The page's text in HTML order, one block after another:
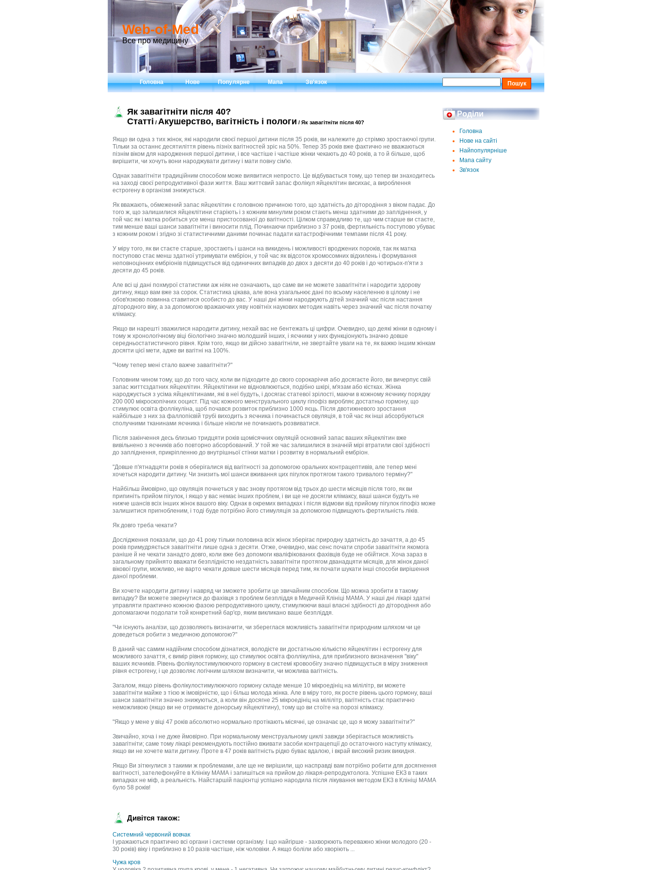
Web-of-Med
Все про медицину
Головна Нове Популярне Мапа Зв'язок
Роділи
Головна
Нове на сайті
Найпопулярніше
Мапа сайту
Зв'язок
Як завагітніти після 40?
Статті / Акушерство, вагітність і пологи / Як завагітніти після 40?
Якщо ви одна з тих жінок, які народили своєї першої дитини після 35 років, ви належите до стрімко зростаючої групи.
Тільки за останнє десятиліття рівень пізніх вагітностей зріс на 50%. Тепер 35 років вже фактично не вважаються
пізнім віком для народження першої дитини, і все частіше і частіше жінки чекають до 40 років, а то й більше, щоб
вирішити, чи хочуть вони народжувати дитину і мати повну сім'ю.
Однак завагітніти традиційним способом може виявитися непросто. Це відбувається тому, що тепер ви знаходитесь
на заході своєї репродуктивної фази життя. Ваш життєвий запас фолікул яйцеклітин висихає, а вироблення
естрогену в організмі знижується.
Як вважають, обмежений запас яйцеклітин є головною причиною того, що здатність до дітородіння з віком падає. До
того ж, що залишилися яйцеклітини старіють і з кожним минулим роком стають менш здатними до запліднення, у
той час як і матка робиться усе менш пристосованої до вагітності. Цілком справедливо те, що чим старше ви стаєте,
тим менше ваші шанси завагітніти і виносити плід. Починаючи приблизно з 37 років, фертильність поступово убуває
з кожним роком і згідно зі статистичними даними починає падати катастрофічними темпами після 41 року.
У міру того, як ви стаєте старше, зростають і шанси на викидень і можливості вроджених пороків, так як матка
поступово стає менш здатної утримувати ембріон, у той час як відсоток хромосомних відхилень і формування
неповноцінних ембріонів підвищується від одиничних випадків до двох з десяти до 40 років і до чотирьох-п'яти з
десяти до 45 років.
Але всі ці дані похмурої статистики аж ніяк не означають, що саме ви не можете завагітніти і народити здорову
дитину, якщо вам вже за сорок. Статистика цікава, але вона узагальнює дані по всьому населенню в цілому і не
обов'язково повинна ставитися особисто до вас. У наші дні жінки народжують дітей значний час після настання
дітородного віку, а за допомогою вражаючих уяву новітніх наукових методик навіть через значний час після початку
клімаксу.
Якщо ви нарешті зважилися народити дитину, нехай вас не бентежать ці цифри. Очевидно, що деякі жінки в одному і
тому ж хронологічному віці біологічно значно молодший інших, і яєчники у них функціонують значно довше
середньостатистичного рівня. Крім того, якщо ви дійсно завагітніли, не звертайте уваги на те, як важко іншим жінкам
досягти цієї мети, адже ви вагітні на 100%.
"Чому тепер мені стало важче завагітніти?"
Головним чином тому, що до того часу, коли ви підходите до свого сорокаріччя або досягаєте його, ви вичерпує свій
запас життєздатних яйцеклітин. Яйцеклітини не відновлюються, подібно шкірі, м'язам або кістках. Жінка
народжується з усіма яйцеклітинами, які в неї будуть, і досягає статевої зрілості, маючи в кожному яєчнику порядку
200 000 мікроскопічних ооцист. Під час кожного менструального циклу гіпофіз виробляє достатньо гормону, що
стимулює освіта фоллікуліна, щоб почався розвиток приблизно 1000 яєць. Після двотижневого зростання
найбільше з них за фаллопієвій трубі виходить з яєчника і починається овуляція, в той час як інші абсорбуються
сполучними тканинами яєчника і більше ніколи не починають розвиватися.
Після закінчення десь близько тридцяти років щомісячних овуляцій основний запас ваших яйцеклітин вже
вивільнено з яєчників або повторно абсорбований. У той же час залишилися в значній мірі втратили свої здібності
до запліднення, прикріпленню до внутрішньої стінки матки і розвитку в нормальний ембріон.
"Довше п'ятнадцяти років я оберігалися від вагітності за допомогою оральних контрацептивів, але тепер мені
хочеться народити дитину. Чи знизить мої шанси вживання цих пігулок протягом такого тривалого терміну?"
Найбільш ймовірно, що овуляція почнеться у вас знову протягом від трьох до шести місяців після того, як ви
припиніть прийом пігулок, і якщо у вас немає інших проблем, і ви ще не досягли клімаксу, ваші шанси будуть не
нижче шансів всіх інших жінок вашого віку. Однак в окремих випадках і після відмови від прийому пігулок гіпофіз може
залишитися пригнобленим, і тоді буде потрібно його стимуляція за допомогою підвищують фертильність ліків.
Як довго треба чекати?
Дослідження показали, що до 41 року тільки половина всіх жінок зберігає природну здатність до зачаття, а до 45
років примудряється завагітніти лише одна з десяти. Отже, очевидно, має сенс почати спроби завагітніти якомога
раніше й не чекати занадто довго, коли вже без допомоги кваліфікованих фахівців буде не обійтися. Хоча зараз в
загальному прийнято вважати безплідністю нездатність завагітніти протягом дванадцяти місяців, для жінок даної
вікової групи, можливо, не варто чекати довше шести місяців перед тим, як почати шукати інші способи вирішення
даної проблеми.
Ви хочете народити дитину і навряд чи зможете зробити це звичайним способом. Що можна зробити в такому
випадку? Ви можете звернутися до фахівця з проблем безпліддя в Медичній Клініці МАМА. У наші дні лікарі здатні
управляти практично кожною фазою репродуктивного циклу, стимулюючи ваші власні здібності до дітородіння або
допомагаючи подолати той конкретний бар'єр, яким викликано ваше безпліддя.
"Чи існують аналізи, що дозволяють визначити, чи збереглася можливість завагітніти природним шляхом чи це
доведеться робити з медичною допомогою?"
В даний час самим надійним способом дізнатися, володієте ви достатньою кількістю яйцеклітин і естрогену для
можливого зачаття, є вимір рівня гормону, що стимулює освіта фоллікуліна, для приблизного визначення "віку"
ваших яєчників. Рівень фолікулостимулюючого гормону в системі кровообігу значно підвищується в міру зниження
рівня естрогену, і це дозволяє логічним шляхом визначити, чи можлива вагітність.
Загалом, якщо рівень фолікулостимулюючого гормону складе менше 10 мікроедініц на мілілітр, ви можете
завагітніти майже з тією ж імовірністю, що і більш молода жінка. Але в міру того, як росте рівень цього гормону, ваші
шанси завагітніти значно знижуються, а коли він досягне 25 мікроедініц на мілілітр, вагітність стає практично
неможливою (якщо ви не отримаєте донорську яйцеклітину), тому що ви стоїте на порозі клімаксу.
"Якщо у мене у віці 47 років абсолютно нормально протікають місячні, це означає це, що я можу завагітніти?"
Звичайно, хоча і не дуже ймовірно. При нормальному менструальному циклі завжди зберігається можливість
завагітніти; саме тому лікарі рекомендують постійно вживати засоби контрацепції до остаточного наступу клімаксу,
якщо ви не хочете мати дитину. Проте в 47 років вагітність рідко буває вдалою, і вкрай високий ризик викидня.
Якщо Ви зіткнулися з такими ж проблемами, але ще не вирішили, що насправді вам потрібно робити для досягнення
вагітності, зателефонуйте в Клініку МАМА і запишіться на прийом до лікаря-репродуктолога. Успішне ЕКЗ в таких
випадках не міф, а реальність. Найстаршій пацієнтці успішно народила після лікування методом ЕКЗ в Клініці МАМА
було 58 років!
Дивітся також:
Системний червоний вовчак
І уражаються практично всі органи і системи організму. І що найгірше - захворюють переважно жінки молодого (20 -
30 років) віку і приблизно в 10 разів частіше, ніж чоловіки. А якщо боліли або хворіють ...
Чужа кров